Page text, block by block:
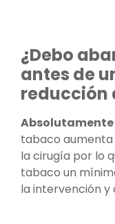
¿Debo
antes de
reducción
Absolutamente
tabaco aumenta
la cirugía por lo
tabaco un
la intervención y